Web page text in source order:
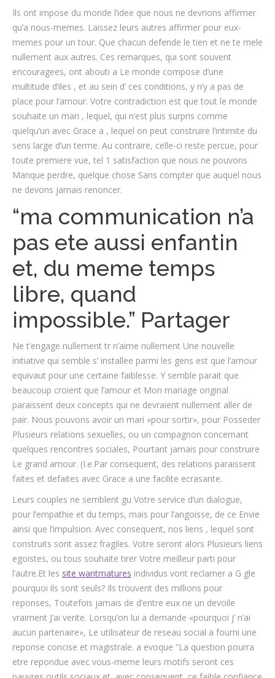
Ils ont impose du monde l’idee que nous ne devrions affirmer
qu’a nous-memes. Laissez leurs autres affirmer pour eux-
memes pour un tour. Que chacun defende le tien et ne te mele
nullement aux autres. Ces remarques, qui sont souvent
encouragees, ont abouti a Le monde compose d’une
multitude d’iles , et au sein d’ ces conditions, y n’y a pas de
place pour l’amour. Votre contradiction est que tout le monde
souhaite un mari , lequel, qui n’est plus surpris comme
quelqu’un avec Grace a , lequel on peut construire l’intimite du
sens large d’un terme. Au contraire, celle-ci reste percue, pour
toute premiere vue, tel 1 satisfaction que nous ne pouvons
Manque perdre, quelque chose Sans compter que auquel nous
ne devons jamais renoncer.
“ma communication n’a
pas ete aussi enfantin
et, du meme temps
libre, quand
impossible.” Partager
Ne t’engage nullement tr n’aime nullement Une nouvelle
initiative qui semble s’ installee parmi les gens est que l’amour
equivaut pour une certaine faiblesse. Y semble parait que
beaucoup croient que l’amour et Mon mariage original
paraissent deux concepts qui ne devraient nullement aller de
pair. Nous pouvons avoir un mari «pour sortir», pour Posseder
Plusieurs relations sexuelles, ou un compagnon concernant
quelques rencontres sociales, Pourtant jamais pour construire
Le grand amour. (I.e.Par consequent, des relations paraissent
faites et defaites avec Grace a une facilite ecrasante.
Leurs couples ne semblent gu Votre service d’un dialogue,
pour l’empathie et du temps, mais pour l’angoisse, de ce Envie
ainsi que l’impulsion. Avec consequent, nos liens , lequel sont
construits sont assez fragiles. Votre seront alors Plusieurs liens
egoistes, ou tous souhaite tirer Votre meilleur parti pour
l’autre.Et les site wantmatures individus vont reclamer a G gle
pourquoi ils sont seuls? Ils trouvent des millions pour
reponses, Toutefois jamais de d’entre eux ne un devoile
vraiment J’ai verite. Lorsqu’on lui a demande «pourquoi j’ n’ai
aucun partenaire», Le utilisateur de reseau social a fourni une
reponse concise et magistrale. a evoque “La question pourra
etre repondue avec vous-meme leurs motifs seront ces